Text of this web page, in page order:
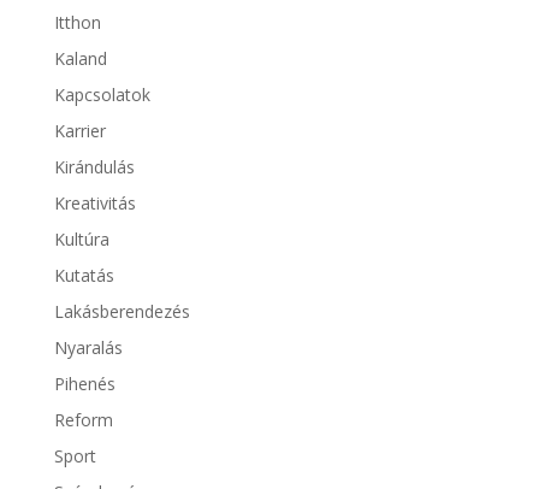
Itthon
Kaland
Kapcsolatok
Karrier
Kirándulás
Kreativitás
Kultúra
Kutatás
Lakásberendezés
Nyaralás
Pihenés
Reform
Sport